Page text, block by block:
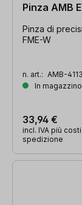
Pinza AMB
Pinza di
FME-W
n. art.: AMB-
In
33,94 €
incl. IVA più
spedizione